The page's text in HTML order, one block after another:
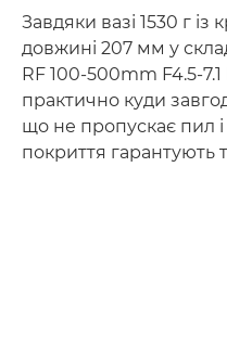
Завдяки вазі 1530 г
довжині 207 мм у
RF 100-500mm F4.5-
практично куди
що не пропускає пил і
покриття гарантують